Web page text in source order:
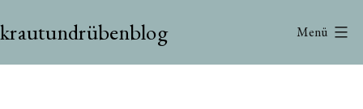
Inhalt
krautundrübenblog Menü